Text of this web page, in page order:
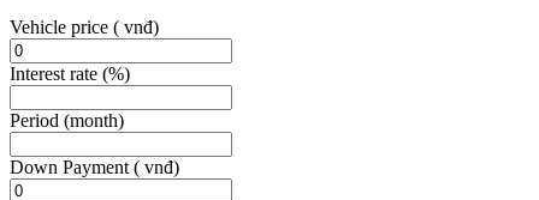
Vehicle price ( vnđ)
Interest rate (%)
Period (month)
Down Payment ( vnđ)